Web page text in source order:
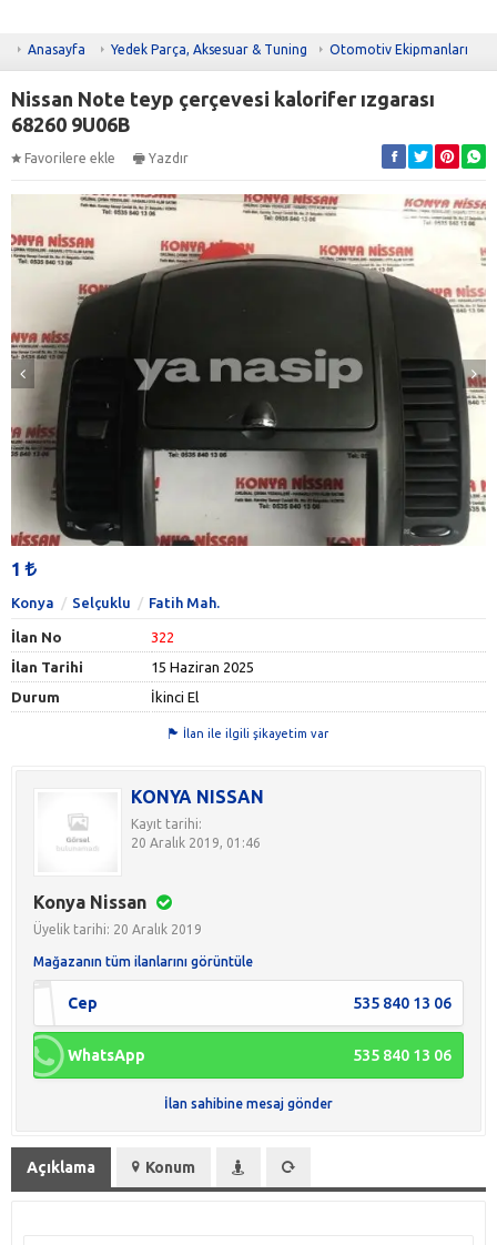
Anasayfa Yedek Parça, Aksesuar & Tuning Otomotiv Ekipmanları
Nissan Note teyp çerçevesi kalorifer ızgarası
68260 9U06B
Favorilere ekle Yazdır
1
Konya Selçuklu Fatih Mah.
İlan No
322
İlan Tarihi
15 Haziran 2025
Durum
İkinci El
İlan ile ilgili şikayetim var
KONYA NISSAN
Kayıt tarihi:
20 Aralık 2019, 01:46
Konya Nissan
Üyelik tarihi: 20 Aralık 2019
Mağazanın tüm ilanlarını görüntüle
Cep 535 840 13 06
WhatsApp 535 840 13 06
İlan sahibine mesaj gönder
Açıklama Konum